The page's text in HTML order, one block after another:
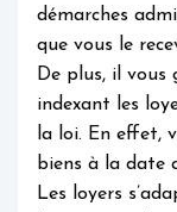
démarches
que vous le
De plus, il
indexant les
la loi. En effet,
biens à la date
Les loyers